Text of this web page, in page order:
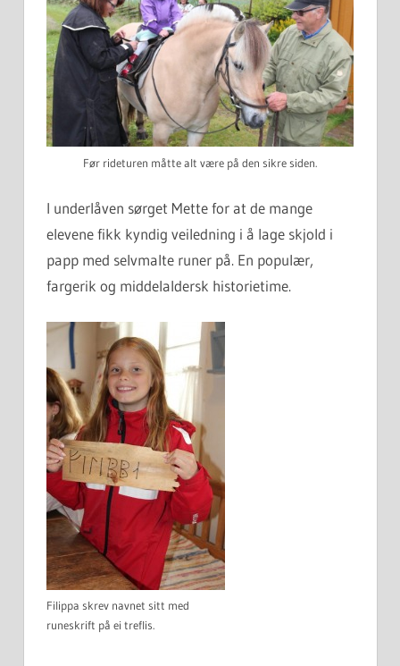
Før rideturen måtte alt være på den sikre siden.
I underlåven sørget Mette for at de mange
elevene fikk kyndig veiledning i å lage skjold i
papp med selvmalte runer på. En populær,
fargerik og middelaldersk historietime.
Filippa skrev navnet sitt med
runeskrift på ei treflis.